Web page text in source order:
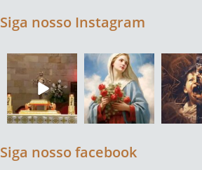
Siga nosso Instagram
Siga nosso facebook